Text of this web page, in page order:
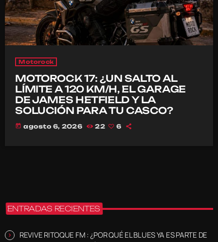
Motorock
MOTOROCK 17: ¿UN SALTO AL
LÍMITE A 120 KM/H, EL GARAGE
DE JAMES HETFIELD Y LA
SOLUCIÓN PARA TU CASCO?
today agosto 6, 2026 22 6
ENTRADAS RECIENTES
REVIVE RITOQUE FM : ¿POR QUÉ EL BLUES YA ES PARTE DE